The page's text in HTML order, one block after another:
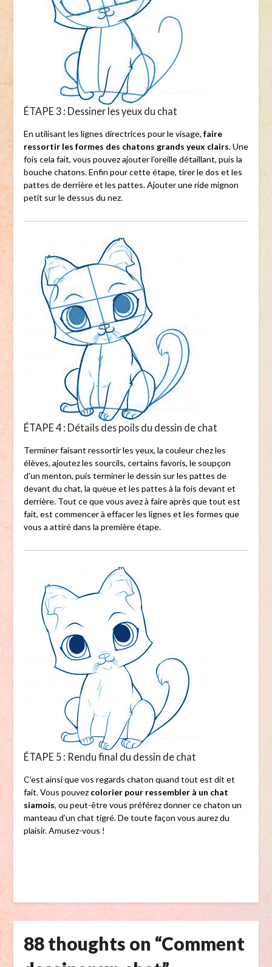
ÉTAPE 3 : Dessiner les yeux du chat
En utilisant les lignes directrices pour le visage, faire
ressortir les formes des chatons grands yeux clairs. Une
fois cela fait, vous pouvez ajouter l’oreille détaillant, puis la
bouche chatons. Enfin pour cette étape, tirer le dos et les
pattes de derrière et les pattes. Ajouter une ride mignon
petit sur le dessus du nez.
ÉTAPE 4 : Détails des poils du dessin de chat
Terminer faisant ressortir les yeux, la couleur chez les
élèves, ajoutez les sourcils, certains favoris, le soupçon
d’un menton, puis terminer le dessin sur les pattes de
devant du chat, la queue et les pattes à la fois devant et
derrière. Tout ce que vous avez à faire après que tout est
fait, est commencer à effacer les lignes et les formes que
vous a attiré dans la première étape.
ÉTAPE 5 : Rendu final du dessin de chat
C’est ainsi que vos regards chaton quand tout est dit et
fait. Vous pouvez colorier pour ressembler à un chat
siamois, ou peut-être vous préférez donner ce chaton un
manteau d’un chat tigré. De toute façon vous aurez du
plaisir. Amusez-vous !
88 thoughts on “Comment